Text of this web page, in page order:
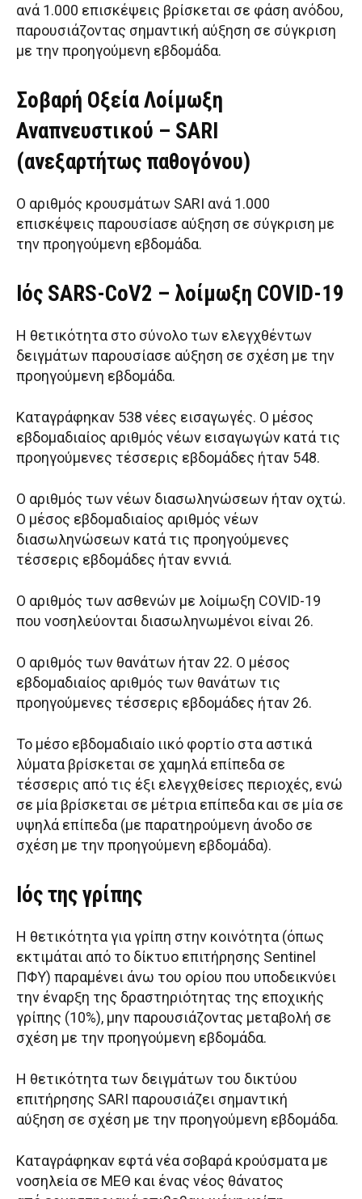
ανά 1.000 επισκέψεις βρίσκεται σε φάση ανόδου,
παρουσιάζοντας σημαντική αύξηση σε σύγκριση
με την προηγούμενη εβδομάδα.
Σοβαρή Οξεία Λοίμωξη
Αναπνευστικού – SARI
(ανεξαρτήτως παθογόνου)
Ο αριθμός κρουσμάτων SARI ανά 1.000
επισκέψεις παρουσίασε αύξηση σε σύγκριση με
την προηγούμενη εβδομάδα.
Ιός SARS-CoV2 – λοίμωξη COVID-19
Η θετικότητα στο σύνολο των ελεγχθέντων
δειγμάτων παρουσίασε αύξηση σε σχέση με την
προηγούμενη εβδομάδα.
Καταγράφηκαν 538 νέες εισαγωγές. Ο μέσος
εβδομαδιαίος αριθμός νέων εισαγωγών κατά τις
προηγούμενες τέσσερις εβδομάδες ήταν 548.
Ο αριθμός των νέων διασωληνώσεων ήταν οχτώ.
Ο μέσος εβδομαδιαίος αριθμός νέων
διασωληνώσεων κατά τις προηγούμενες
τέσσερις εβδομάδες ήταν εννιά.
Ο αριθμός των ασθενών με λοίμωξη COVID-19
που νοσηλεύονται διασωληνωμένοι είναι 26.
Ο αριθμός των θανάτων ήταν 22. Ο μέσος
εβδομαδιαίος αριθμός των θανάτων τις
προηγούμενες τέσσερις εβδομάδες ήταν 26.
Το μέσο εβδομαδιαίο ιικό φορτίο στα αστικά
λύματα βρίσκεται σε χαμηλά επίπεδα σε
τέσσερις από τις έξι ελεγχθείσες περιοχές, ενώ
σε μία βρίσκεται σε μέτρια επίπεδα και σε μία σε
υψηλά επίπεδα (με παρατηρούμενη άνοδο σε
σχέση με την προηγούμενη εβδομάδα).
Ιός της γρίπης
Η θετικότητα για γρίπη στην κοινότητα (όπως
εκτιμάται από το δίκτυο επιτήρησης Sentinel
ΠΦΥ) παραμένει άνω του ορίου που υποδεικνύει
την έναρξη της δραστηριότητας της εποχικής
γρίπης (10%), μην παρουσιάζοντας μεταβολή σε
σχέση με την προηγούμενη εβδομάδα.
Η θετικότητα των δειγμάτων του δικτύου
επιτήρησης SARI παρουσιάζει σημαντική
αύξηση σε σχέση με την προηγούμενη εβδομάδα.
Καταγράφηκαν εφτά νέα σοβαρά κρούσματα με
νοσηλεία σε ΜΕΘ και ένας νέος θάνατος